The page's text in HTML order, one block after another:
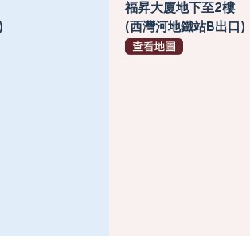
福昇大廈地下至2樓
(西灣河地鐵站B出口)